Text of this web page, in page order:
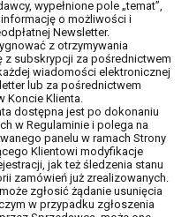
wypełnione pole „temat”,
o możliwości i
Newsletter.
z otrzymywania
z subskrypcji za pośrednictwem
wiadomości elektronicznej
lub za pośrednictwem
Koncie Klienta.
dostępna jest po dokonaniu
w Regulaminie i polega na
panelu w ramach Strony
Klientowi modyfikacje
jak też śledzenia stanu
zamówień już zrealizowanych.
zgłosić żądanie usunięcia
w przypadku zgłoszenia